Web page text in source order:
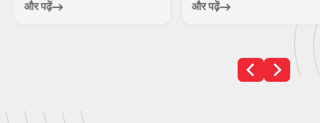
हरिद्व...
और पढ़ें
ब...
और पढ़ें